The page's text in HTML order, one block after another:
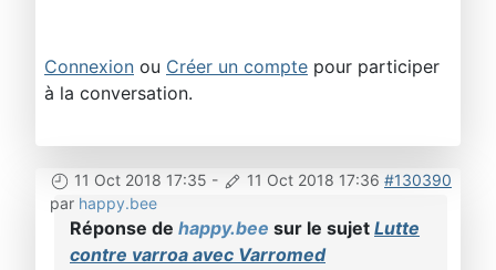
Connexion ou Créer un compte pour participer
à la conversation.
11 Oct 2018 17:35 - 11 Oct 2018 17:36 #130390
par happy.bee
Réponse de happy.bee sur le sujet Lutte
contre varroa avec Varromed